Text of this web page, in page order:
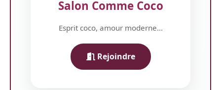
Salon Comme Coco
Esprit coco, amour moderne...
Rejoindre